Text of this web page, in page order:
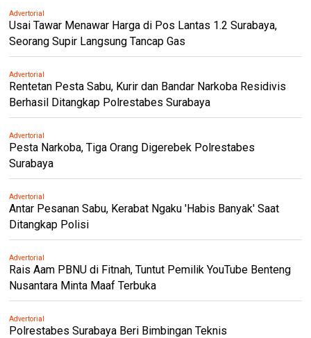
Advertorial
Usai Tawar Menawar Harga di Pos Lantas 1.2 Surabaya,
Seorang Supir Langsung Tancap Gas
Advertorial
Rentetan Pesta Sabu, Kurir dan Bandar Narkoba Residivis
Berhasil Ditangkap Polrestabes Surabaya
Advertorial
Pesta Narkoba, Tiga Orang Digerebek Polrestabes
Surabaya
Advertorial
Antar Pesanan Sabu, Kerabat Ngaku 'Habis Banyak' Saat
Ditangkap Polisi
Advertorial
Rais Aam PBNU di Fitnah, Tuntut Pemilik YouTube Benteng
Nusantara Minta Maaf Terbuka
Advertorial
Polrestabes Surabaya Beri Bimbingan Teknis